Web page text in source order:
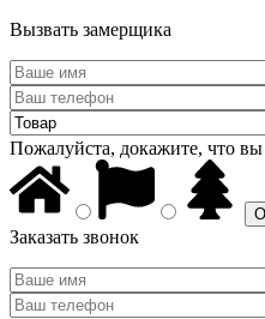
Вызвать замерщика
Пожалуйста, докажите, что
Заказать звонок